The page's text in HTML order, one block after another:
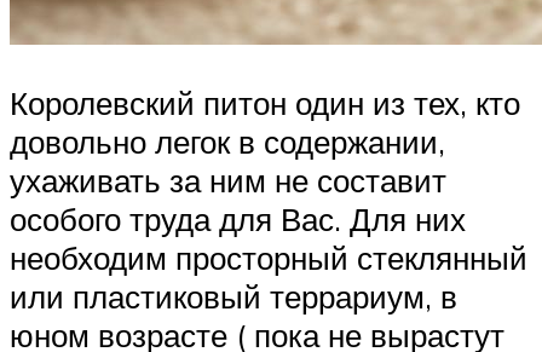
Королевский питон один из тех, кто
довольно легок в содержании,
ухаживать за ним не составит
особого труда для Вас. Для них
необходим просторный стеклянный
или пластиковый террариум, в
юном возрасте ( пока не вырастут